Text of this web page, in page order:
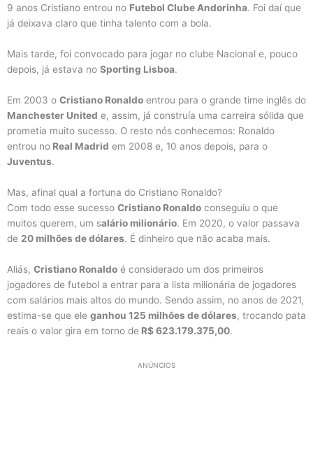
9 anos Cristiano entrou no Futebol Clube Andorinha. Foi daí que
já deixava claro que tinha talento com a bola.
Mais tarde, foi convocado para jogar no clube Nacional e, pouco
depois, já estava no Sporting Lisboa.
Em 2003 o Cristiano Ronaldo entrou para o grande time inglês do
Manchester United e, assim, já construía uma carreira sólida que
prometia muito sucesso. O resto nós conhecemos: Ronaldo
entrou no Real Madrid em 2008 e, 10 anos depois, para o
Juventus.
Mas, afinal qual a fortuna do Cristiano Ronaldo?
Com todo esse sucesso Cristiano Ronaldo conseguiu o que
muitos querem, um salário milionário. Em 2020, o valor passava
de 20 milhões de dólares. É dinheiro que não acaba mais.
Aliás, Cristiano Ronaldo é considerado um dos primeiros
jogadores de futebol a entrar para a lista milionária de jogadores
com salários mais altos do mundo. Sendo assim, no anos de 2021,
estima-se que ele ganhou 125 milhões de dólares, trocando pata
reais o valor gira em torno de R$ 623.179.375,00.
ANÚNCIOS